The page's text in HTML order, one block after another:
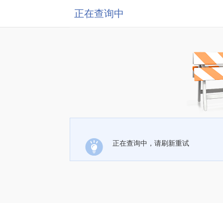
正在查询中
正在查询中，请刷新重试